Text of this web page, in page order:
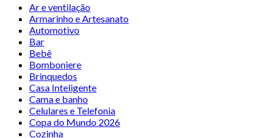
Ar e ventilação
Armarinho e Artesanato
Automotivo
Bar
Bebê
Bomboniere
Brinquedos
Casa Inteligente
Cama e banho
Celulares e Telefonia
Copa do Mundo 2026
Cozinha